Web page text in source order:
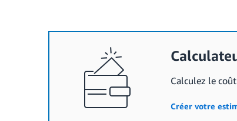
Calculez le
Créer votre